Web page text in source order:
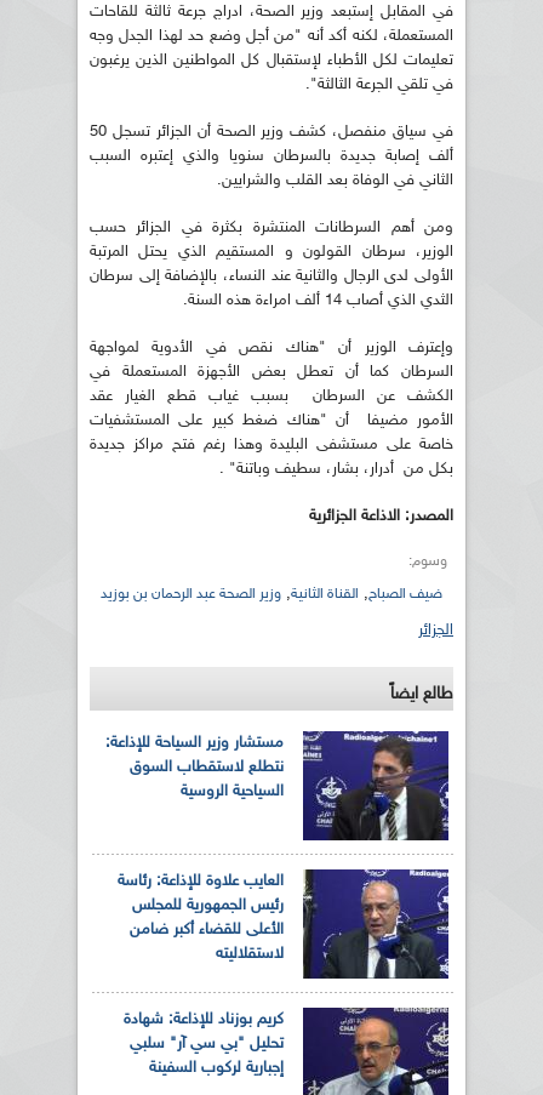
في المقابل إستبعد وزير الصحة، ادراج جرعة ثالثة للقاحات
المستعملة، لكنه أكد أنه "من أجل وضع حد لهذا الجدل وجه
تعليمات لكل الأطباء لإستقبال كل المواطنين الذين يرغبون
في تلقي الجرعة الثالثة".
في سياق منفصل، كشف وزير الصحة أن الجزائر تسجل 50
ألف إصابة جديدة بالسرطان سنويا والذي إعتبره السبب
الثاني في الوفاة بعد القلب والشرايين.
ومن أهم السرطانات المنتشرة بكثرة في الجزائر حسب
الوزير، سرطان القولون و المستقيم الذي يحتل المرتبة
الأولى لدى الرجال والثانية عند النساء، بالإضافة إلى سرطان
الثدي الذي أصاب 14 ألف امراءة هذه السنة.
وإعترف الوزير أن "هناك نقص في الأدوية لمواجهة
السرطان كما أن تعطل بعض الأجهزة المستعملة في
الكشف عن السرطان بسبب غياب قطع الغيار عقد
الأمور مضيفا أن "هناك ضغط كبير على المستشفيات
خاصة على مستشفى البليدة وهذا رغم فتح مراكز جديدة
بكل من أدرار، بشار، سطيف وباتنة" .
المصدر: الاذاعة الجزائرية
وسوم:
ضيف الصباح, القناة الثانية, وزير الصحة عبد الرحمان بن بوزيد
الجزائر
طالع ايضاً
مستشار وزير السياحة للإذاعة:
نتطلع لاستقطاب السوق
السياحية الروسية
العايب علاوة للإذاعة: رئاسة
رئيس الجمهورية للمجلس
الأعلى للقضاء أكبر ضامن
لاستقلاليته
كريم بوزناد للإذاعة: شهادة
تحليل "بي سي آر" سلبي
إجبارية لركوب السفينة